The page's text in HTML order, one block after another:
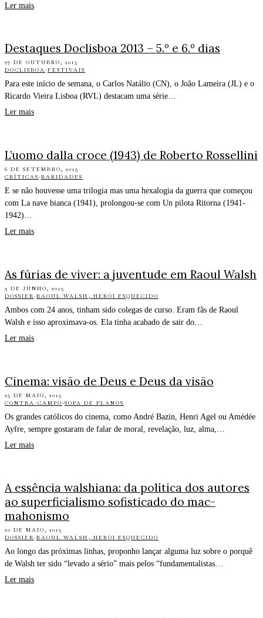
Ler mais
Destaques Doclisboa 2013 – 5.º e 6.º dias
27 DE OUTUBRO, 2013
DOCLISBOA·FESTIVAIS
Para este início de semana, o Carlos Natálio (CN), o João Lameira (JL) e o
Ricardo Vieira Lisboa (RVL) destacam uma série…
Ler mais
L’uomo dalla croce (1943) de Roberto Rossellini
6 DE SETEMBRO, 2013
CRÍTICAS·RARIDADES
E se não houvesse uma trilogia mas uma hexalogia da guerra que começou
com La nave bianca (1941), prolongou-se com Un pilota Ritorna (1941-
1942)…
Ler mais
As fúrias de viver: a juventude em Raoul Walsh
3 DE JUNHO, 2013
DOSSIER·RAOUL WALSH, HERÓI ESQUECIDO
Ambos com 24 anos, tinham sido colegas de curso. Eram fãs de Raoul
Walsh e isso aproximava-os. Ela tinha acabado de sair do…
Ler mais
Cinema: visão de Deus e Deus da visão
23 DE MAIO, 2013
CONTRA-CAMPO·SOPA DE PLANOS
Os grandes católicos do cinema, como André Bazin, Henri Agel ou Amédée
Ayfre, sempre gostaram de falar de moral, revelação, luz, alma,…
Ler mais
A essência walshiana: da política dos autores
ao superficialismo sofisticado do mac-
mahonismo
20 DE MAIO, 2013
DOSSIER·RAOUL WALSH, HERÓI ESQUECIDO
Ao longo das próximas linhas, proponho lançar alguma luz sobre o porquê
de Walsh ter sido “levado a sério” mais pelos “fundamentalistas…
Ler mais